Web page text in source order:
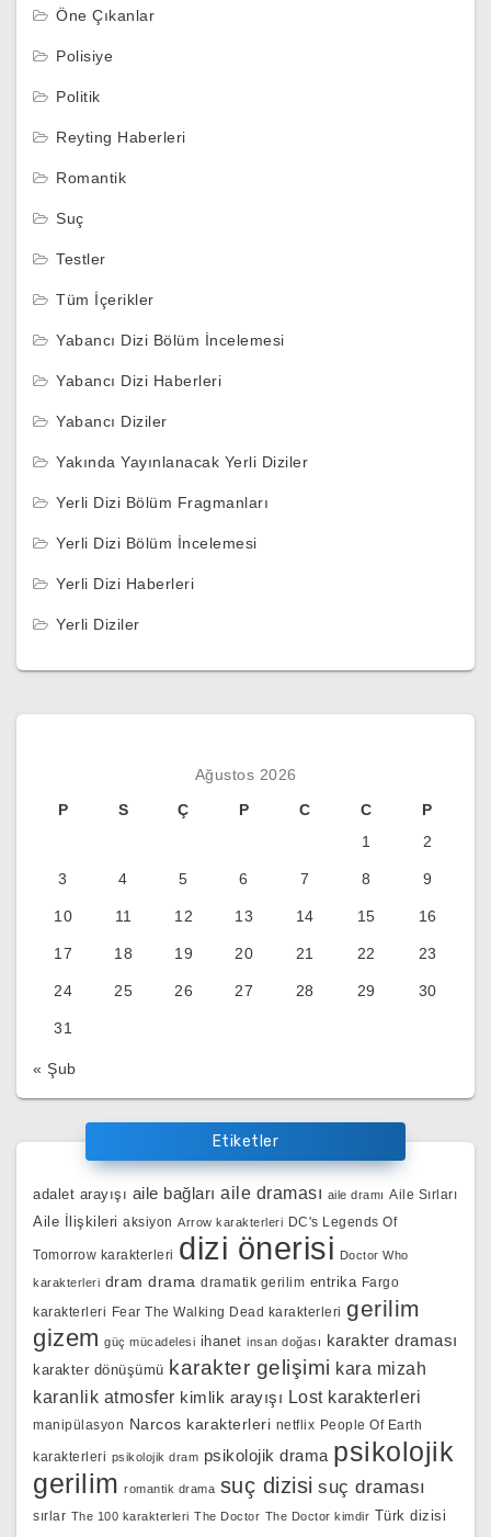
Öne Çıkanlar
Polisiye
Politik
Reyting Haberleri
Romantik
Suç
Testler
Tüm İçerikler
Yabancı Dizi Bölüm İncelemesi
Yabancı Dizi Haberleri
Yabancı Diziler
Yakında Yayınlanacak Yerli Diziler
Yerli Dizi Bölüm Fragmanları
Yerli Dizi Bölüm İncelemesi
Yerli Dizi Haberleri
Yerli Diziler
Ağustos 2026
P
S Ç P C C
P
1
2
3 4 5 6 7 8 9
10 11 12 13 14 15 16
17 18 19 20 21 22 23
24 25 26 27 28 29 30
31
« Şub
Etiketler
adalet arayışı aile bağları aile draması aile dramı Aile Sırları
Aile İlişkileri aksiyon Arrow karakterleri DC's Legends Of
Tomorrow karakterleri dizi önerisi Doctor Who
karakterleri dram drama dramatik gerilim entrika Fargo
karakterleri Fear The Walking Dead karakterleri gerilim
gizem güç mücadelesi ihanet insan doğası karakter draması
karakter dönüşümü karakter gelişimi kara mizah
karanlik atmosfer kimlik arayışı Lost karakterleri
manipülasyon Narcos karakterleri netflix People Of Earth
karakterleri psikolojik dram psikolojik drama psikolojik
gerilim romantik drama suç dizisi suç draması
sırlar The 100 karakterleri The Doctor The Doctor kimdir Türk dizisi